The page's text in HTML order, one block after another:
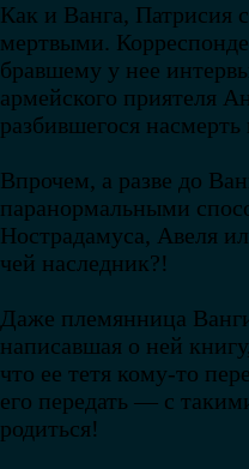
Как и Ванга, Патрисия
мертвыми.
бравшему у нее
армейского приятеля
разбившегося
Впрочем, а разве до
паранормальными
Нострадамуса, Авеля
чей наследник?!
Даже племянница
написавшая о ней
что ее тетя кому-то
его передать — с
родиться!